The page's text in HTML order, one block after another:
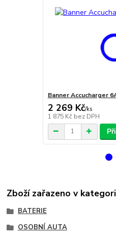
Banner Accucharger
2 269 Kč/ks
1 875 Kč bez DPH
Zboží zařazeno v
BATERIE
OSOBNÍ AUTA